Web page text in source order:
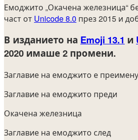
Емоджито „Окачена железница“
част от Unicode 8.0 през 2015 и
В изданието на Emoji 13.1 и
2020 имаше 2 промени.
Заглавие на емоджито е
Заглавие на емоджито преди
Окачена железница
Заглавие на емоджито след